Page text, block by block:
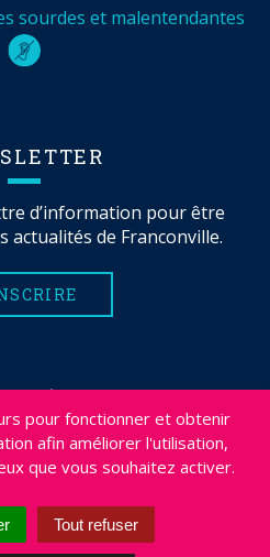
pour fonctionner et obtenir
afin améliorer l'utilisation,
que vous souhaitez activer.
Tout refuser
sourdes et malentendantes
d’information pour être
actualités de Franconville.
LÉGALES
DU SITE
NEWSLETTER
: NON CONFORME